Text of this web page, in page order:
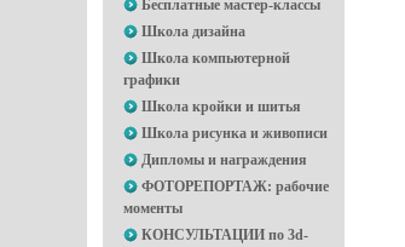
Бесплатные мастер-классы
Школа дизайна
Школа компьютерной
графики
Школа кройки и шитья
Школа рисунка и живописи
Дипломы и награждения
ФОТОРЕПОРТАЖ: рабочие
моменты
КОНСУЛЬТАЦИИ по 3d-